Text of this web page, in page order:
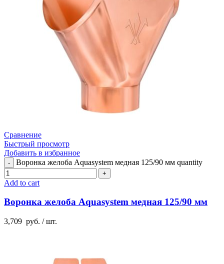
Сравнение
Быстрый просмотр
Добавить в избранное
Воронка желоба Aquasystem медная 125/90 мм quantity
Add to cart
Воронка желоба Aquasystem медная 125/90 мм
3,709 руб. / шт.